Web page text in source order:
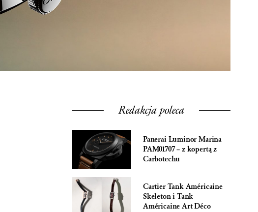
Redakcja poleca
Panerai Luminor Marina
PAM01707 – z kopertą z
Carbotechu
Cartier Tank Américaine
Skeleton i Tank
Américaine Art Déco